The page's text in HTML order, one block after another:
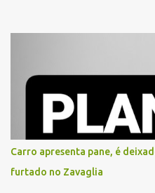
ser realizados. Dias depois, o
PDF simulando uma
Na sequência, entrou em
link, orientando a vítima a
concluir a suposta atualização
procedimento, a conta bancária
horas. Sem conseguir acessar o
Carro apresenta pane, é
furtado no Zavaglia